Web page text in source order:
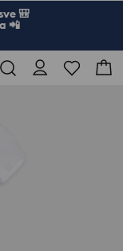
🎒
📲